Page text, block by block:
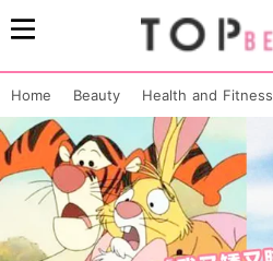
Home Beauty Health and Fitness